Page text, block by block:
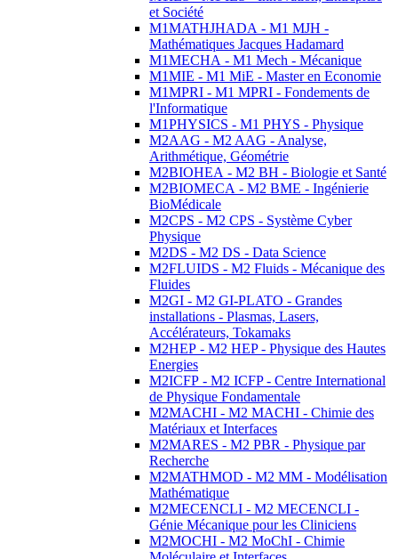
et Société
M1MATHJHADA - M1 MJH -
Mathématiques Jacques Hadamard
M1MECHA - M1 Mech - Mécanique
M1MIE - M1 MiE - Master en Economie
M1MPRI - M1 MPRI - Fondements de
l'Informatique
M1PHYSICS - M1 PHYS - Physique
M2AAG - M2 AAG - Analyse,
Arithmétique, Géométrie
M2BIOHEA - M2 BH - Biologie et Santé
M2BIOMECA - M2 BME - Ingénierie
BioMédicale
M2CPS - M2 CPS - Système Cyber
Physique
M2DS - M2 DS - Data Science
M2FLUIDS - M2 Fluids - Mécanique des
Fluides
M2GI - M2 GI-PLATO - Grandes
installations - Plasmas, Lasers,
Accélérateurs, Tokamaks
M2HEP - M2 HEP - Physique des Hautes
Energies
M2ICFP - M2 ICFP - Centre International
de Physique Fondamentale
M2MACHI - M2 MACHI - Chimie des
Matériaux et Interfaces
M2MARES - M2 PBR - Physique par
Recherche
M2MATHMOD - M2 MM - Modélisation
Mathématique
M2MECENCLI - M2 MECENCLI -
Génie Mécanique pour les Cliniciens
M2MOCHI - M2 MoChI - Chimie